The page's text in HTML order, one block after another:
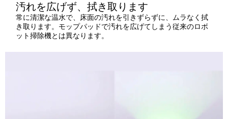
汚れを広げず、拭き取ります
常に清潔な温水で、床面の汚れを引きずらずに、ムラなく拭
き取ります。モップパッドで汚れを広げてしまう従来のロボ
ット掃除機とは異なります。